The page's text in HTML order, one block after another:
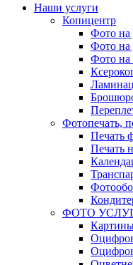
Наши услуги
Копицентр
Фото на
Фото на
Фото на
Фотопечать,
Печать
Печать
ФОТО